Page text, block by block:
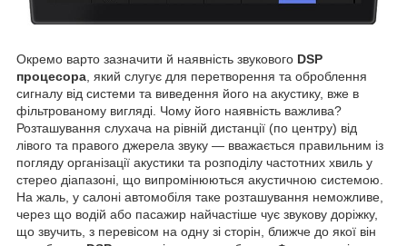
Окремо варто зазначити й наявність звукового DSP
процесора , який слугує для перетворення та оброблення
сигналу від системи та виведення його на акустику, вже в
фільтрованому вигляді. Чому його наявність важлива?
Розташування слухача на рівній дистанції (по центру) від
лівого та правого джерела звуку — вважається правильним із
погляду організації акустики та розподілу частотних хвиль у
стерео діапазоні, що випромінюються акустичною системою.
На жаль, у салоні автомобіля таке розташування неможливе,
через що водій або пасажир найчастіше чує звукову доріжку,
що звучить, з перевісом на одну зі сторін, ближче до якої він